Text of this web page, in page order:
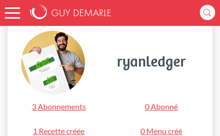
Accueil ryanledger
ryanledger
3 Abonnements 0 Abonné
1 Recette créée
0 Menu créé